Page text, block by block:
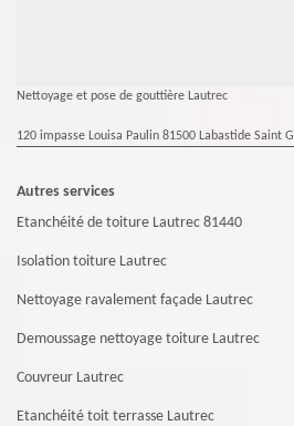
Nettoyage et pose de gouttière Lautrec
120 impasse Louisa Paulin 81500 Labastide Saint
Autres services
Etanchéité de toiture Lautrec 81440
Isolation toiture Lautrec
Nettoyage ravalement façade Lautrec
Demoussage nettoyage toiture Lautrec
Couvreur Lautrec
Etanchéité toit terrasse Lautrec